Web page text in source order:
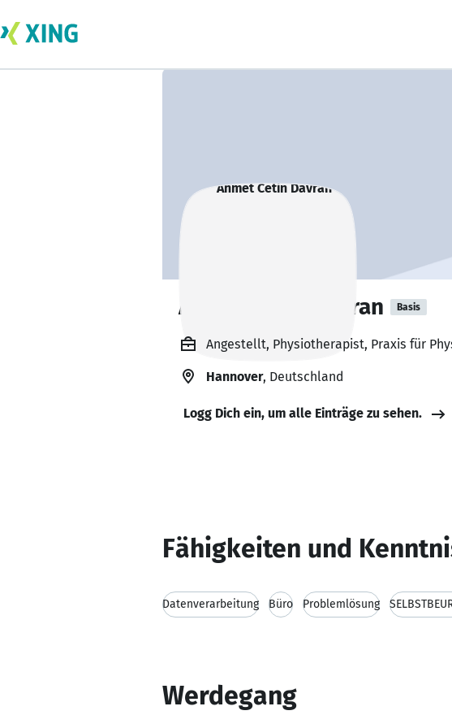
Ahmet Cetin Davran Basis
Angestellt, Physiotherapist, Praxis für
Hannover, Deutschland
Logg Dich ein, um alle Einträge zu sehen.
Fähigkeiten und
Datenverarbeitung Büro Problemlösung
Werdegang